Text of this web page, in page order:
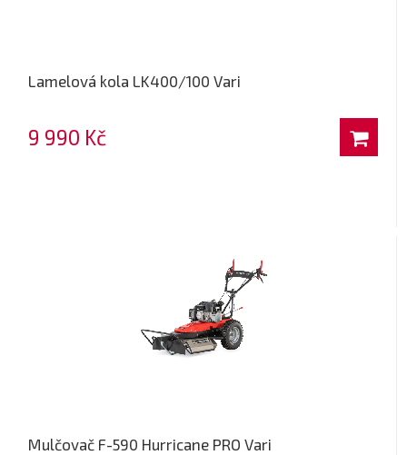
Lamelová kola LK400/100 Vari
9 990 Kč
Mulčovač F-590 Hurricane PRO Vari